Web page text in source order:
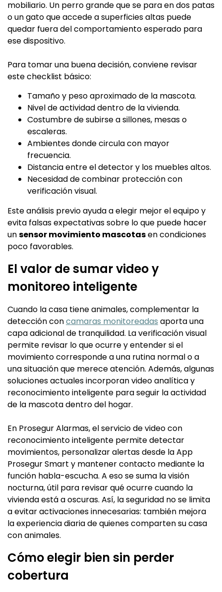
mobiliario. Un perro grande que se para en dos patas
o un gato que accede a superficies altas puede
quedar fuera del comportamiento esperado para
ese dispositivo.
Para tomar una buena decisión, conviene revisar
este checklist básico:
Tamaño y peso aproximado de la mascota.
Nivel de actividad dentro de la vivienda.
Costumbre de subirse a sillones, mesas o
escaleras.
Ambientes donde circula con mayor
frecuencia.
Distancia entre el detector y los muebles altos.
Necesidad de combinar protección con
verificación visual.
Este análisis previo ayuda a elegir mejor el equipo y
evita falsas expectativas sobre lo que puede hacer
unsensor movimiento mascotasen condiciones
poco favorables.
El valor de sumar video y
monitoreo inteligente
Cuando la casa tiene animales, complementar la
detección concamaras monitoreadas aporta una
capa adicional de tranquilidad. La verificación visual
permite revisar lo que ocurre y entender si el
movimiento corresponde a una rutina normal o a
una situación que merece atención. Además, algunas
soluciones actuales incorporan video analítica y
reconocimiento inteligente para seguir la actividad
de la mascota dentro del hogar.
En Prosegur Alarmas, el servicio de video con
reconocimiento inteligente permite detectar
movimientos, personalizar alertas desde la App
Prosegur Smart y mantener contacto mediante la
función habla-escucha. A eso se suma la visión
nocturna, útil para revisar qué ocurre cuando la
vivienda está a oscuras. Así, la seguridad no se limita
a evitar activaciones innecesarias: también mejora
la experiencia diaria de quienes comparten su casa
con animales.
Cómo elegir bien sin perder
cobertura